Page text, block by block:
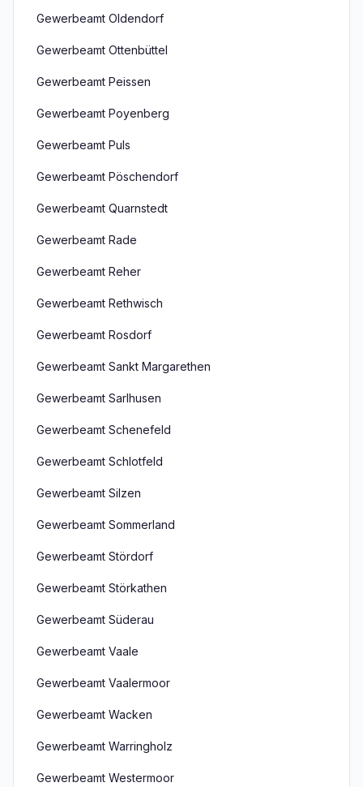
Gewerbeamt Oldendorf
Gewerbeamt Ottenbüttel
Gewerbeamt Peissen
Gewerbeamt Poyenberg
Gewerbeamt Puls
Gewerbeamt Pöschendorf
Gewerbeamt Quarnstedt
Gewerbeamt Rade
Gewerbeamt Reher
Gewerbeamt Rethwisch
Gewerbeamt Rosdorf
Gewerbeamt Sankt Margarethen
Gewerbeamt Sarlhusen
Gewerbeamt Schenefeld
Gewerbeamt Schlotfeld
Gewerbeamt Silzen
Gewerbeamt Sommerland
Gewerbeamt Stördorf
Gewerbeamt Störkathen
Gewerbeamt Süderau
Gewerbeamt Vaale
Gewerbeamt Vaalermoor
Gewerbeamt Wacken
Gewerbeamt Warringholz
Gewerbeamt Westermoor